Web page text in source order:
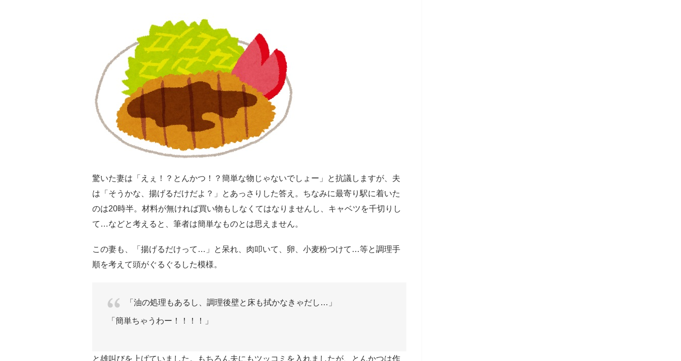
驚いた妻は「えぇ！？とんかつ！？簡単な物じゃないでしょー」と抗議しますが、夫
は「そうかな、揚げるだけだよ？」とあっさりした答え。ちなみに最寄り駅に着いた
のは20時半。材料が無ければ買い物もしなくてはなりませんし、キャベツを千切りし
て…などと考えると、筆者は簡単なものとは思えません。
この妻も、「揚げるだけって…」と呆れ、肉叩いて、卵、小麦粉つけて…等と調理手
順を考えて頭がぐるぐるした模様。
「油の処理もあるし、調理後壁と床も拭かなきゃだし…」
「簡単ちゃうわー！！！！」
と雄叫びを上げていました。もちろん夫にもツッコミを入れましたが、とんかつは作